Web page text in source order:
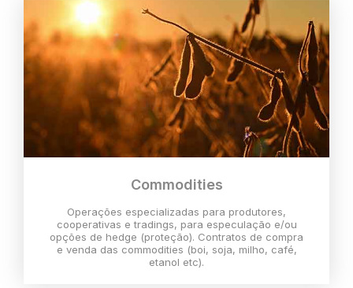
Commodities
Operações especializadas para produtores,
cooperativas e tradings, para especulação e/ou
opções de hedge (proteção). Contratos de compra
e venda das commodities (boi, soja, milho, café,
etanol etc).